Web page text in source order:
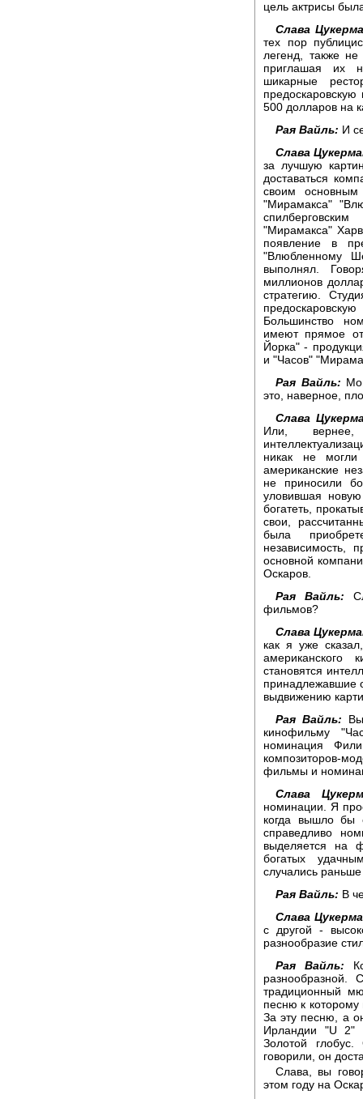
цель актрисы
Слава
тех пор
легенд, также
приглашая их
шикарные
500 долларов на
Рая Вайль: И
Слава
за лучшую
доставаться
своим
"Мирамакса"
"Мирамакса"
появление в
"Влюбленному
выполнял.
миллионов
стратегию.
Большинство
имеют прямое
Йорка" -
и "Часов"
Рая Вайль:
это, наверное,
Слава
Или,
никак не
американские
не приносили
уловившая
богатеть,
свои,
была
независимость,
основной
Оскаров.
Рая Вайль:
фильмов?
Слава
как я уже
становятся
принадлежавшие
выдвижению
Рая Вайль:
кинофильму
номинация
композиторов-
фильмы и
Слава
номинации. Я
когда вышло бы
справедливо
выделяется на
богатых
случались
Рая Вайль: В
Слава
с другой -
разнообразие
Рая Вайль:
традиционный
песню к которому
За эту песню, а
Ирландии "U 2"
Золотой
говорили, он
Слава, вы
этом году на